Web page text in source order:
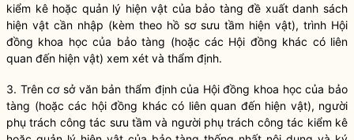
kiểm kê hoặc quản lý hiện vật của bảo tàng đề xuất danh sách
hiện vật cần nhập (kèm theo hồ sơ sưu tầm hiện vật), trình Hội
đồng khoa học của bảo tàng (hoặc các Hội đồng khác có liên
quan đến hiện vật) xem xét và thẩm định.
3. Trên cơ sở văn bản thẩm định của Hội đồng khoa học của bảo
tàng (hoặc các hội đồng khác có liên quan đến hiện vật), người
phụ trách công tác sưu tầm và người phụ trách công tác kiểm kê